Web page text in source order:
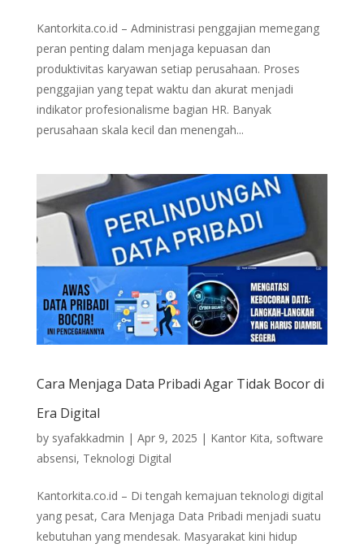
Kantorkita.co.id – Administrasi penggajian memegang
peran penting dalam menjaga kepuasan dan
produktivitas karyawan setiap perusahaan. Proses
penggajian yang tepat waktu dan akurat menjadi
indikator profesionalisme bagian HR. Banyak
perusahaan skala kecil dan menengah...
Cara Menjaga Data Pribadi Agar Tidak Bocor di
Era Digital
by syafakkadmin | Apr 9, 2025 | Kantor Kita, software
absensi, Teknologi Digital
Kantorkita.co.id – Di tengah kemajuan teknologi digital
yang pesat, Cara Menjaga Data Pribadi menjadi suatu
kebutuhan yang mendesak. Masyarakat kini hidup